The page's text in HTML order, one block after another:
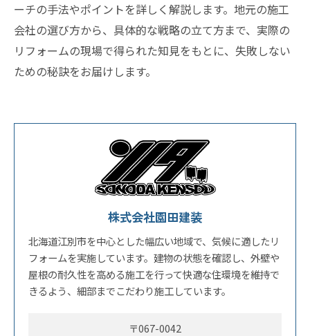
ーチの手法やポイントを詳しく解説します。地元の施工
会社の選び方から、具体的な戦略の立て方まで、実際の
リフォームの現場で得られた知見をもとに、失敗しない
ための秘訣をお届けします。
株式会社園田建装
北海道江別市を中心とした幅広い地域で、気候に適したリ
フォームを実施しています。建物の状態を確認し、外壁や
屋根の耐久性を高める施工を行って快適な住環境を維持で
きるよう、細部までこだわり施工しています。
〒067-0042